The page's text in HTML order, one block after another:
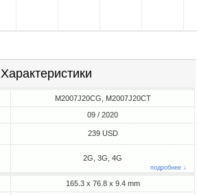
Характеристики
M2007J20CG, M2007J20CT
09 / 2020
239 USD
2G, 3G, 4G
подробнее ↓
165.3 x 76.8 x 9.4 mm